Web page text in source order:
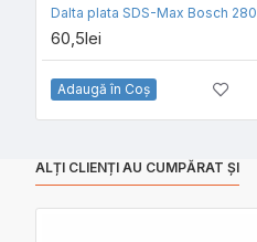
Dalta plata SDS-Max Bosch
60,5lei
Adaugă în Coş
ALȚI CLIENȚI AU CUMPĂRAT ȘI